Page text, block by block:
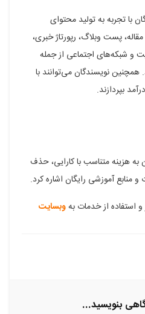
با تجربه به تولید محتوای
پست وبلاگ، رپورتاژ خبری،
و شبکه‌های اجتماعی از جمله
نویسندگان می‌توانند با
بپردازند.
به هزینه متناسب با کارایی، حذف
منابع آموزشی رایگان اشاره کرد.
استفاده از خدمات بهوبسایت
بنویسید...